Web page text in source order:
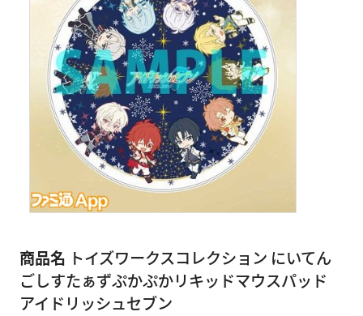
商品名 トイズワークスコレクション にいてん
ごしすたぁずぷかぷかリキッドマウスパッド
アイドリッシュセブン